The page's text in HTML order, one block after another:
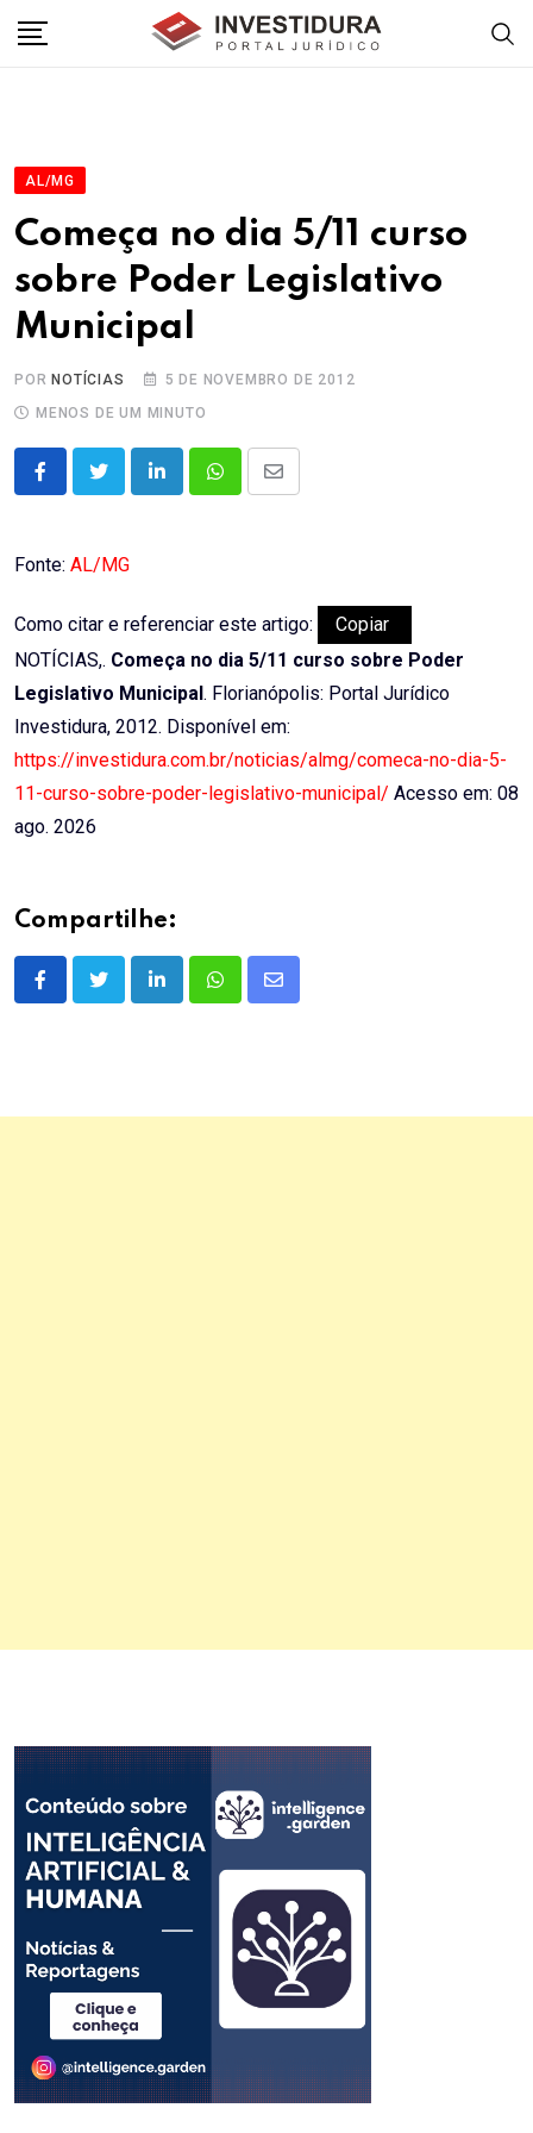
AL/MG
Começa no dia 5/11 curso
sobre Poder Legislativo
Municipal
POR NOTÍCIAS
5 DE NOVEMBRO DE 2012
MENOS DE UM MINUTO
LinkedInWhatsappShare
Fonte: AL/MG
Como citar e referenciar este artigo:
Copiar
NOTÍCIAS,. Começa no dia 5/11 curso sobre Poder
Legislativo Municipal . Florianópolis: Portal Jurídico
Investidura, 2012. Disponível em:
https://investidura.com.br/noticias/almg/comeca-no-dia-5-
11-curso-sobre-poder-legislativo-municipal/ Acesso em: 08
ago. 2026
Compartilhe:
LinkedInWhatsappShare